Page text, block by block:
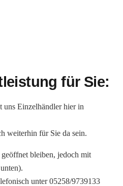
für Sie:
uns Einzelhändler hier in
weiterhin für Sie da sein.
bleiben, jedoch mit
unter 05258/9739133